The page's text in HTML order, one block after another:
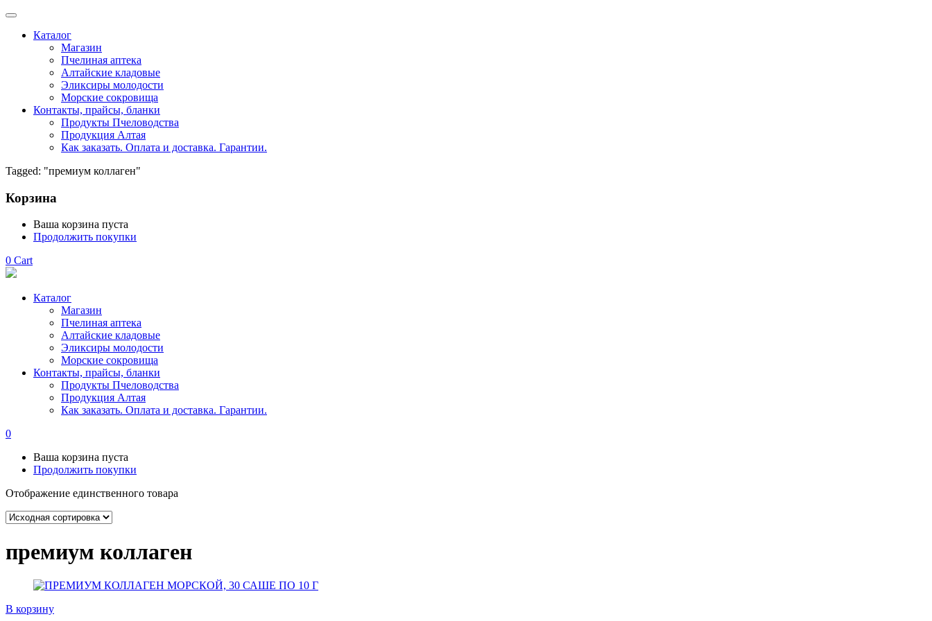
Каталог
Магазин
Пчелиная аптека
Алтайские кладовые
Эликсиры молодости
Морские сокровища
Контакты, прайсы, бланки
Продукты Пчеловодства
Продукция Алтая
Как заказать. Оплата и доставка. Гарантии.
Tagged: "премиум коллаген"
Корзина
Ваша корзина пуста
Продолжить покупки
0 Cart
Каталог
Магазин
Пчелиная аптека
Алтайские кладовые
Эликсиры молодости
Морские сокровища
Контакты, прайсы, бланки
Продукты Пчеловодства
Продукция Алтая
Как заказать. Оплата и доставка. Гарантии.
0
Ваша корзина пуста
Продолжить покупки
Отображение единственного товара
премиум коллаген
В корзину